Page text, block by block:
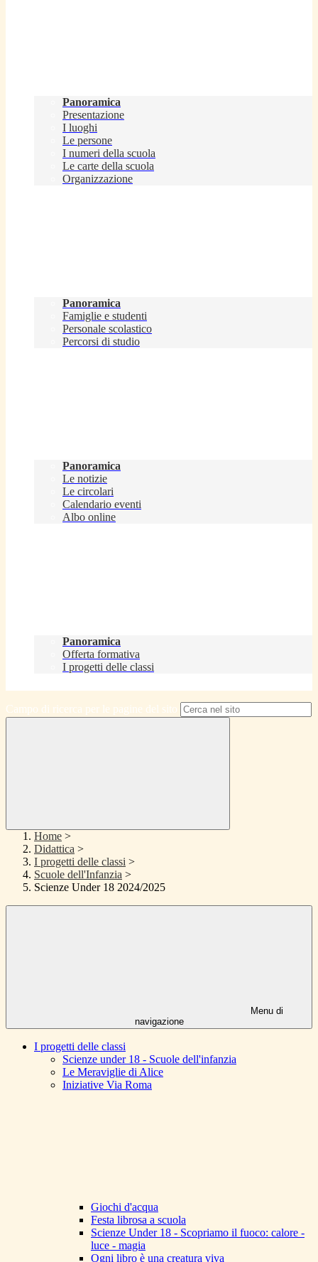
Panoramica
Presentazione
I luoghi
Le persone
I numeri della scuola
Le carte della scuola
Organizzazione
Panoramica
Famiglie e studenti
Personale scolastico
Percorsi di studio
Panoramica
Le notizie
Le circolari
Calendario eventi
Albo online
Panoramica
Offerta formativa
I progetti delle classi
Campo di ricerca per le pagine del sito
Home >
Didattica >
I progetti delle classi >
Scuole dell'Infanzia >
Scienze Under 18 2024/2025
Menu di
navigazione
I progetti delle classi
Scienze under 18 - Scuole dell'infanzia
Le Meraviglie di Alice
Iniziative Via Roma
Giochi d'acqua
Festa librosa a scuola
Scienze Under 18 - Scopriamo il fuoco: calore -
luce - magia
Ogni libro è una creatura viva